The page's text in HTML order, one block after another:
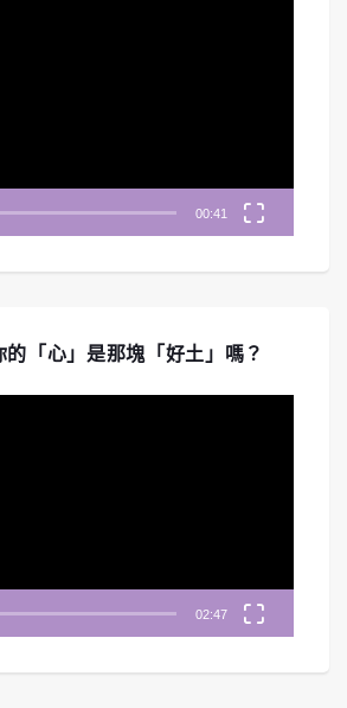
00:41
「心」是那塊「好土」嗎？
02:47